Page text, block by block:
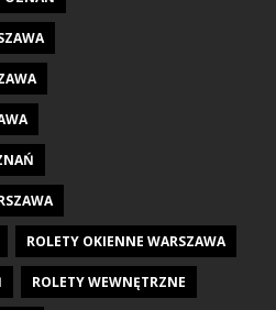
ROLETY OKIENNE WARSZAWA
ROLETY WEWNĘTRZNE